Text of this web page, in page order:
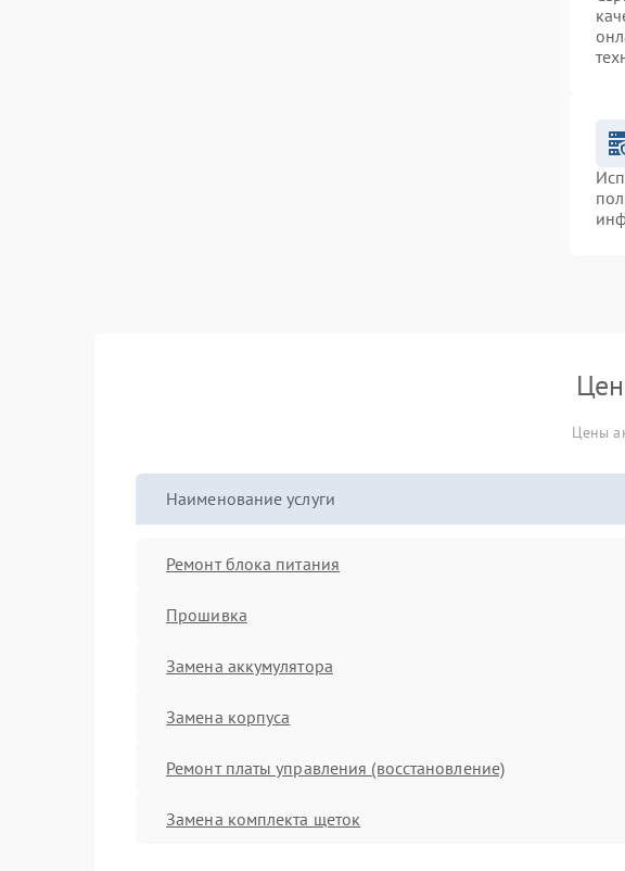
Цены
Наименование услуги
Ремонт блока питания
Прошивка
Замена аккумулятора
Замена корпуса
Ремонт платы управления (восстановление)
Замена комплекта щеток